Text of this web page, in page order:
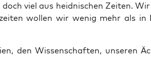
viel aus heid­ni­schen Zei­ten.
wol­len wir wenig mehr als in
den Wis­sen­schaf­ten, unse­ren